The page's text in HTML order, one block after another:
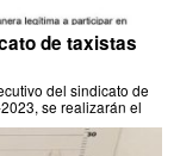
de taxistas
del sindicato de
se realizarán el